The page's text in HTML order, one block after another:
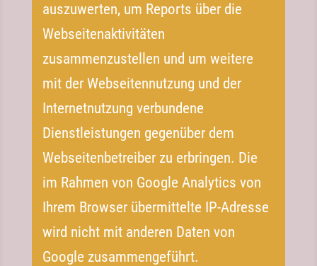
auszuwerten, um Reports über die
Webseitenaktivitäten
zusammenzustellen und um weitere
mit der Webseitennutzung und der
Internetnutzung verbundene
Dienstleistungen gegenüber dem
Webseitenbetreiber zu erbringen. Die
im Rahmen von Google Analytics von
Ihrem Browser übermittelte IP-​Adresse
wird nicht mit anderen Daten von
Google zusammengeführt.